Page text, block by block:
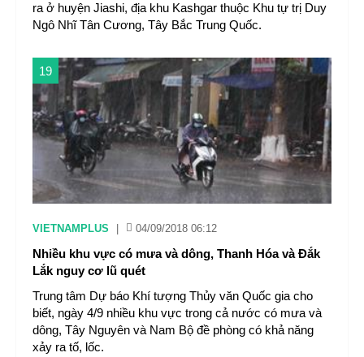
ra ở huyện Jiashi, địa khu Kashgar thuộc Khu tự trị Duy
Ngô Nhĩ Tân Cương, Tây Bắc Trung Quốc.
19
VIETNAMPLUS 04/09/2018 06:12
Nhiều khu vực có mưa và dông, Thanh Hóa và Đắk
Lắk nguy cơ lũ quét
Trung tâm Dự báo Khí tượng Thủy văn Quốc gia cho
biết, ngày 4/9 nhiều khu vực trong cả nước có mưa và
dông, Tây Nguyên và Nam Bộ đề phòng có khả năng
xảy ra tố, lốc.